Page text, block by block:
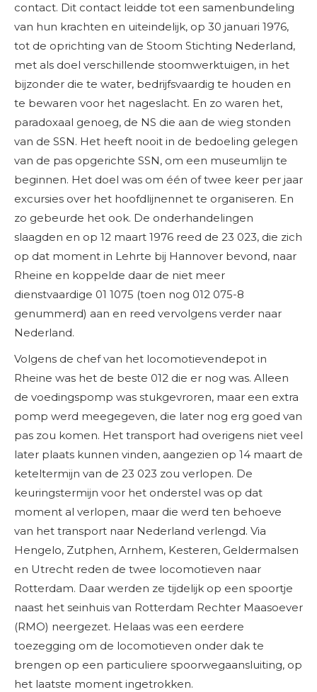
contact. Dit contact leidde tot een samenbundeling
van hun krachten en uiteindelijk, op 30 januari 1976,
tot de oprichting van de Stoom Stichting Nederland,
met als doel verschillende stoomwerktuigen, in het
bijzonder die te water, bedrijfsvaardig te houden en
te bewaren voor het nageslacht. En zo waren het,
paradoxaal genoeg, de NS die aan de wieg stonden
van de SSN. Het heeft nooit in de bedoeling gelegen
van de pas opgerichte SSN, om een museumlijn te
beginnen. Het doel was om één of twee keer per jaar
excursies over het hoofdlijnennet te organiseren. En
zo gebeurde het ook. De onderhandelingen
slaagden en op 12 maart 1976 reed de 23 023, die zich
op dat moment in Lehrte bij Hannover bevond, naar
Rheine en koppelde daar de niet meer
dienstvaardige 01 1075 (toen nog 012 075-8
genummerd) aan en reed vervolgens verder naar
Nederland.
Volgens de chef van het locomotievendepot in
Rheine was het de beste 012 die er nog was. Alleen
de voedingspomp was stukgevroren, maar een extra
pomp werd meegegeven, die later nog erg goed van
pas zou komen. Het transport had overigens niet veel
later plaats kunnen vinden, aangezien op 14 maart de
keteltermijn van de 23 023 zou verlopen. De
keuringstermijn voor het onderstel was op dat
moment al verlopen, maar die werd ten behoeve
van het transport naar Nederland verlengd. Via
Hengelo, Zutphen, Arnhem, Kesteren, Geldermalsen
en Utrecht reden de twee locomotieven naar
Rotterdam. Daar werden ze tijdelijk op een spoortje
naast het seinhuis van Rotterdam Rechter Maasoever
(RMO) neergezet. Helaas was een eerdere
toezegging om de locomotieven onder dak te
brengen op een particuliere spoorwegaansluiting, op
het laatste moment ingetrokken.